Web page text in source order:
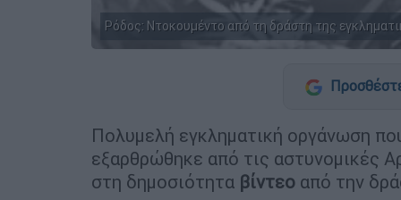
Ρόδος: Ντοκουμέντο από τη δράστη της
Πολυμελή εγκληματική οργάνωση
εξαρθρώθηκε από τις αστυνομικές
στη δημοσιότητα βίντεο από την